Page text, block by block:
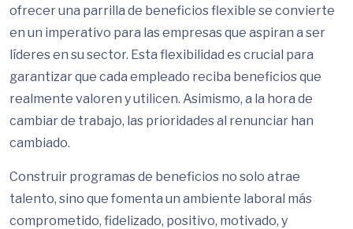
ofrecer una parrilla de beneficios flexible se convierte
en un imperativo para las empresas que aspiran a ser
líderes en su sector. Esta flexibilidad es crucial para
garantizar que cada empleado reciba beneficios que
realmente valoren y utilicen. Asimismo, a la hora de
cambiar de trabajo, las prioridades al renunciar han
cambiado.
Construir programas de beneficios no solo atrae
talento, sino que fomenta un ambiente laboral más
comprometido, fidelizado, positivo, motivado, y